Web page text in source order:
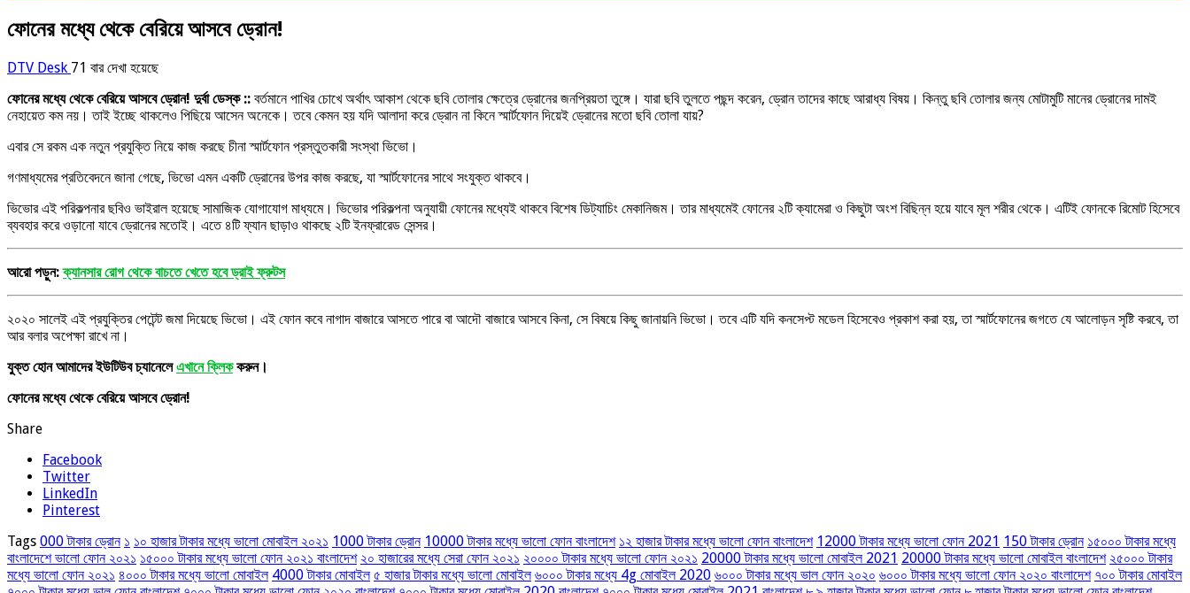
ফোনের মধ্যে থেকে বেরিয়ে আসবে ড্রোন!
DTV Desk 71 বার দেখা হয়েছে
ফোনের মধ্যে থেকে বেরিয়ে আসবে ড্রোন! দুর্বা ডেস্ক :: বর্তমানে পাখির চোখে অর্থাৎ আকাশ থেকে ছবি তোলার ক্ষেত্রে ড্রোনের জনপ্রিয়তা তুঙ্গে। যারা ছবি তুলতে পছন্দ করেন, ড্রোন তাদের কাছে আরাধ্য বিষয়। কিন্তু ছবি তোলার জন্য মোটামুটি মানের ড্রোনের দামই
নেহায়েত কম নয়। তাই ইচ্ছে থাকলেও পিছিয়ে আসেন অনেকে। তবে কেমন হয় যদি আলাদা করে ড্রোন না কিনে স্মার্টফোন দিয়েই ড্রোনের মতো ছবি তোলা যায়?
এবার সে রকম এক নতুন প্রযুক্তি নিয়ে কাজ করছে চীনা স্মার্টফোন প্রস্তুতকারী সংস্থা ভিভো।
গণমাধ্যমের প্রতিবেদনে জানা গেছে, ভিভো এমন একটি ড্রোনের উপর কাজ করছে, যা স্মার্টফোনের সাথে সংযুক্ত থাকবে।
ভিভোর এই পরিকল্পনার ছবিও ভাইরাল হয়েছে সামাজিক যোগাযোগ মাধ্যমে। ভিভোর পরিকল্পনা অনুযায়ী ফোনের মধ্যেই থাকবে বিশেষ ডিট্যাচিং মেকানিজম। তার মাধ্যমেই ফোনের ২টি ক্যামেরা ও কিছুটা অংশ বিছিন্ন হয়ে যাবে মূল শরীর থেকে। এটিই ফোনকে রিমোট হিসেবে
ব্যবহার করে ওড়ানো যাবে ড্রোনের মতোই। এতে ৪টি ফ্যান ছাড়াও থাকছে ২টি ইনফ্রারেড সেন্সর।
আরো পড়ুন:ক্যানসার রোগ থেকে বাচতে খেতে হবে ড্রাই ফ্রুটস
২০২০ সালেই এই প্রযুক্তির পেটেন্ট জমা দিয়েছে ভিভো। এই ফোন কবে নাগাদ বাজারে আসতে পারে বা আদৌ বাজারে আসবে কিনা, সে বিষয়ে কিছু জানায়নি ভিভো। তবে এটি যদি কনসেপ্ট মডেল হিসেবেও প্রকাশ করা হয়, তা স্মার্টফোনের জগতে যে আলোড়ন সৃষ্টি করবে, তা
আর বলার অপেক্ষা রাখে না।
যুক্ত হোন আমাদের ইউটিউব চ্যানেলেএখানে ক্লিককরুন।
ফোনের মধ্যে থেকে বেরিয়ে আসবে ড্রোন!
Share
Facebook
Twitter
LinkedIn
Pinterest
Tags 000 টাকার ড্রোন ১ ১০ হাজার টাকার মধ্যে ভালো মোবাইল ২০২১ 1000 টাকার ড্রোন 10000 টাকার মধ্যে ভালো ফোন বাংলাদেশ ১২ হাজার টাকার মধ্যে ভালো ফোন বাংলাদেশ 12000 টাকার মধ্যে ভালো ফোন 2021 150 টাকার ড্রোন ১৫০০০ টাকার মধ্যে
বাংলাদেশে ভালো ফোন ২০২১ ১৫০০০ টাকার মধ্যে ভালো ফোন ২০২১ বাংলাদেশ ২০ হাজারের মধ্যে সেরা ফোন ২০২১ ২০০০০ টাকার মধ্যে ভালো ফোন ২০২১ 20000 টাকার মধ্যে ভালো মোবাইল 2021 20000 টাকার মধ্যে ভালো মোবাইল বাংলাদেশ ২৫০০০ টাকার
মধ্যে ভালো ফোন ২০২১ ৪০০০ টাকার মধ্যে ভালো মোবাইল 4000 টাকার মোবাইল ৫ হাজার টাকার মধ্যে ভালো মোবাইল ৬০০০ টাকার মধ্যে 4g মোবাইল 2020 ৬০০০ টাকার মধ্যে ভাল ফোন ২০২০ ৬০০০ টাকার মধ্যে ভালো ফোন ২০২০ বাংলাদেশ ৭০০ টাকার মোবাইল